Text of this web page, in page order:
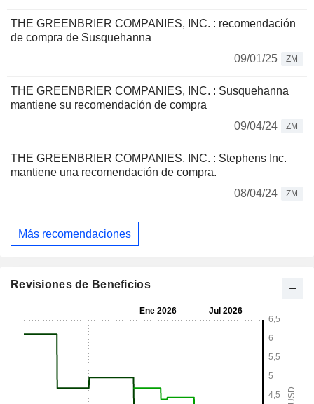
THE GREENBRIER COMPANIES, INC. : recomendación
de compra de Susquehanna
09/01/25
ZM
THE GREENBRIER COMPANIES, INC. : Susquehanna
mantiene su recomendación de compra
09/04/24
ZM
THE GREENBRIER COMPANIES, INC. : Stephens Inc.
mantiene una recomendación de compra.
08/04/24
ZM
Más recomendaciones
Revisiones de Beneficios